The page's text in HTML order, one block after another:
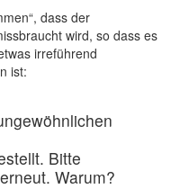
dass der
wird, so dass es
irreführend
ist:
Bitte
Warum?